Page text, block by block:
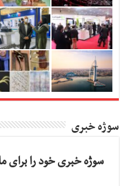
سوژه خبری
سوژه خبری خود را برای